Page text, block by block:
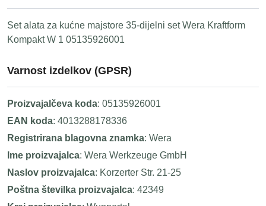
Set alata za kućne majstore 35-dijelni set Wera Kraftform
Kompakt W 1 05135926001
Varnost izdelkov (GPSR)
Proizvajalčeva koda: 05135926001
EAN koda: 4013288178336
Registrirana blagovna znamka: Wera
Ime proizvajalca: Wera Werkzeuge GmbH
Naslov proizvajalca: Korzerter Str. 21-25
Poštna številka proizvajalca: 42349